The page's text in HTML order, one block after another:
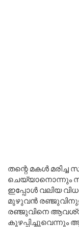
തന്റെ മകള്‍
ചെയ്യാനൊന്നും
ഇപ്പോൾ വലിയ
മുഴുവൻ
രഞ്ജുവിനെ